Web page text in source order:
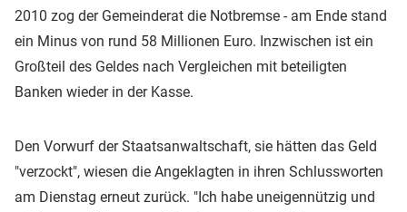
2010 zog der Gemeinderat die Notbremse - am Ende stand
ein Minus von rund 58 Millionen Euro. Inzwischen ist ein
Großteil des Geldes nach Vergleichen mit beteiligten
Banken wieder in der Kasse.
Den Vorwurf der Staatsanwaltschaft, sie hätten das Geld
"verzockt", wiesen die Angeklagten in ihren Schlussworten
am Dienstag erneut zurück. "Ich habe uneigennützig und